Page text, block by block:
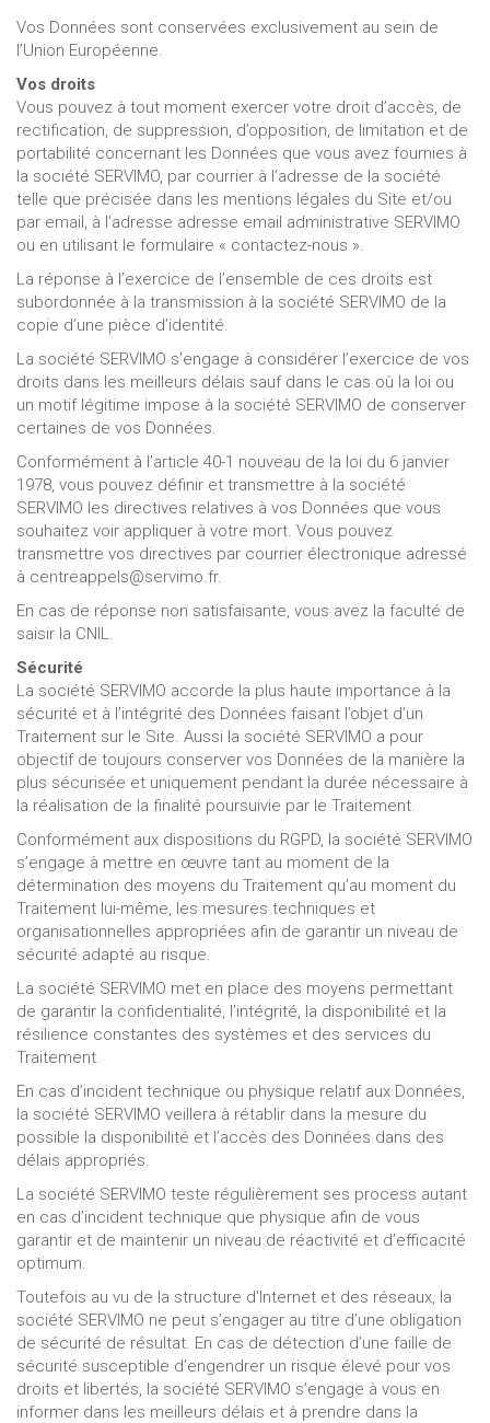
Vos Données sont conservées exclusivement au sein de
l’Union Européenne.
Vos droits
Vous pouvez à tout moment exercer votre droit d’accès, de
rectification, de suppression, d’opposition, de limitation et de
portabilité concernant les Données que vous avez fournies à
la société SERVIMO, par courrier à l’adresse de la société
telle que précisée dans les mentions légales du Site et/ou
par email, à l’adresse adresse email administrative SERVIMO
ou en utilisant le formulaire « contactez-nous ».
La réponse à l’exercice de l’ensemble de ces droits est
subordonnée à la transmission à la société SERVIMO de la
copie d’une pièce d’identité.
La société SERVIMO s’engage à considérer l’exercice de vos
droits dans les meilleurs délais sauf dans le cas où la loi ou
un motif légitime impose à la société SERVIMO de conserver
certaines de vos Données.
Conformément à l’article 40-1 nouveau de la loi du 6 janvier
1978, vous pouvez définir et transmettre à la société
SERVIMO les directives relatives à vos Données que vous
souhaitez voir appliquer à votre mort. Vous pouvez
transmettre vos directives par courrier électronique adressé
à centreappels@servimo.fr.
En cas de réponse non satisfaisante, vous avez la faculté de
saisir la CNIL.
Sécurité
La société SERVIMO accorde la plus haute importance à la
sécurité et à l’intégrité des Données faisant l’objet d’un
Traitement sur le Site. Aussi la société SERVIMO a pour
objectif de toujours conserver vos Données de la manière la
plus sécurisée et uniquement pendant la durée nécessaire à
la réalisation de la finalité poursuivie par le Traitement.
Conformément aux dispositions du RGPD, la société SERVIMO
s’engage à mettre en œuvre tant au moment de la
détermination des moyens du Traitement qu’au moment du
Traitement lui-même, les mesures techniques et
organisationnelles appropriées afin de garantir un niveau de
sécurité adapté au risque.
La société SERVIMO met en place des moyens permettant
de garantir la confidentialité, l’intégrité, la disponibilité et la
résilience constantes des systèmes et des services du
Traitement.
En cas d’incident technique ou physique relatif aux Données,
la société SERVIMO veillera à rétablir dans la mesure du
possible la disponibilité et l’accès des Données dans des
délais appropriés.
La société SERVIMO teste régulièrement ses process autant
en cas d’incident technique que physique afin de vous
garantir et de maintenir un niveau de réactivité et d’efficacité
optimum.
Toutefois au vu de la structure d’Internet et des réseaux, la
société SERVIMO ne peut s’engager au titre d’une obligation
de sécurité de résultat. En cas de détection d’une faille de
sécurité susceptible d’engendrer un risque élevé pour vos
droits et libertés, la société SERVIMO s’engage à vous en
informer dans les meilleurs délais et à prendre dans la